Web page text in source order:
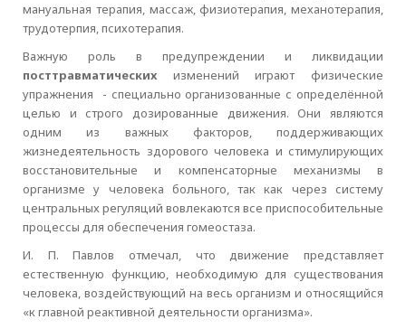
мануальная терапия, массаж, физиотерапия, механотерапия,
трудотерпия, психотерапия.
Важную роль в предупреждении и ликвидации
посттравматических изменений играют физические
упражнения - специально организованные с определённой
целью и строго дозированные движения. Они являются
одним из важных факторов, поддерживающих
жизнедеятельность здорового человека и стимулирующих
восстановительные и компенсаторные механизмы в
организме у человека больного, так как через систему
центральных регуляций вовлекаются все приспособительные
процессы для обеспечения гомеостаза.
И. П. Павлов отмечал, что движение представляет
естественную функцию, необходимую для существования
человека, воздействующий на весь организм и относящийся
«к главной реактивной деятельности организма».